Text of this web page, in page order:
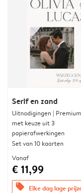
Serif en zand
Uitnodigingen |
met keuze uit 3
papierafwerkingen
Set van 10 kaarten
Vanaf
€ 11,99
offers Elke dag lage